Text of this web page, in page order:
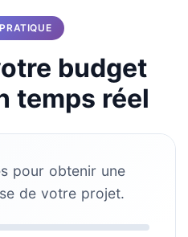
budget
temps réel
pour obtenir une
de votre projet.